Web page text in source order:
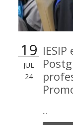
19
JUL
24
...